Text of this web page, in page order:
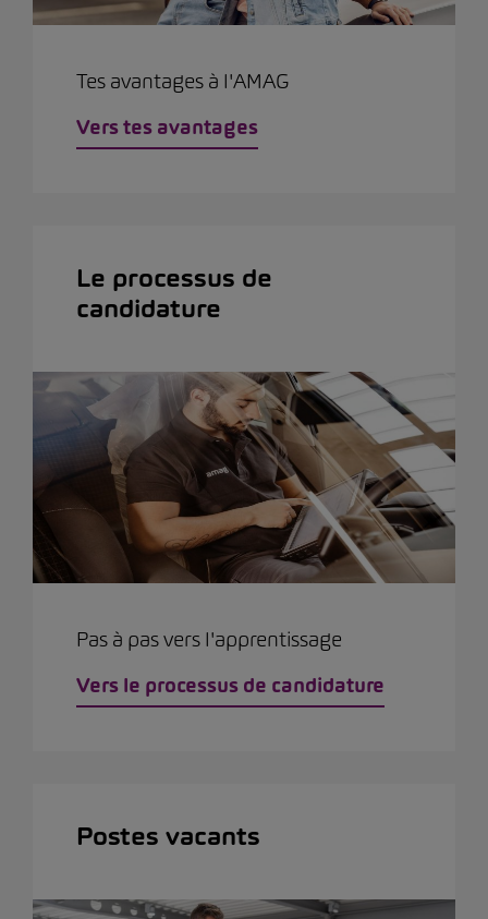
Tes avantages à l'AMAG
Vers tes avantages
Le processus de
candidature
Pas à pas vers l'apprentissage
Vers le processus de candidature
Postes vacants